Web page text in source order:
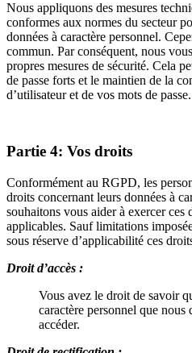
Nous appliquons des mesures
conformes aux normes du secteur
données à caractère personnel.
commun. Par conséquent, nous
propres mesures de sécurité. Cela
de passe forts et le maintien de la
d’utilisateur et de vos mots de passe.
Partie 4: Vos droits
Conformément au RGPD, les
droits concernant leurs données à
souhaitons vous aider à exercer ces
applicables. Sauf limitations
sous réserve d’applicabilité ces
Droit d’accès :
Vous avez le droit de savoir
caractère personnel que nous
accéder.